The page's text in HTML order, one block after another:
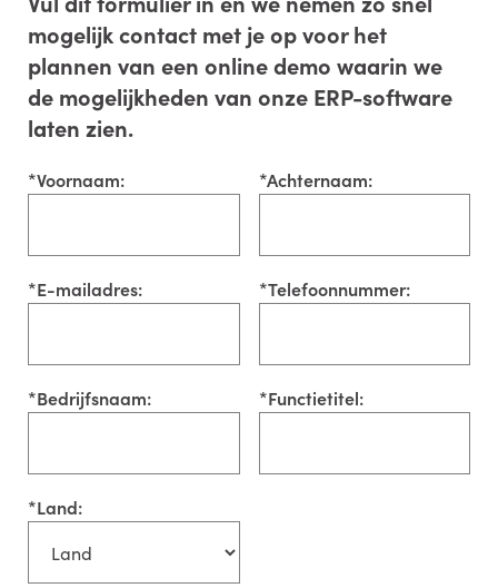
mogelijk contact met je op voor het
plannen van een online demo waarin we
de mogelijkheden van onze ERP-software
laten zien.
*Voornaam: *Achternaam:
*E-mailadres: *Telefoonnummer:
*Bedrijfsnaam: *Functietitel:
*Land: